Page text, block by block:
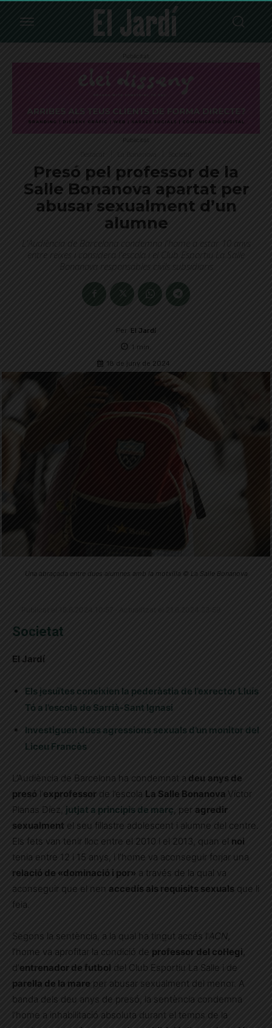
Publicitat
Publicitat
Presó pel professor de la
Salle Bonanova apartat per
abusar sexualment d’un
alumne
L'Audiència de Barcelona condemna l'home a estar 10 anys
entre reixes i considera l'escola i el Club Esportiu La Salle
Bonanova responsables civils subsidiaris
Per El Jardí
1 min.
18 de juny de 2024
Una abraçada entre dues alumnes amb la motxilla © La Salle Bonanova
Societat
El Jardí
Els jesuïtes coneixien la pederàstia de l’exrector Lluís
Tó a l’escola de Sarrià-Sant Ignasi
Investiguen dues agressions sexuals d’un monitor del
Liceu Francès
L’Audiència de Barcelona ha condemnat a deu anys de
presó l’ exprofessor de l’escola La Salle Bonanova Víctor
Planas Díez, jutjat a principis de març, per agredir
sexualment el seu fillastre adolescent i alumne del centre.
Els fets van tenir lloc entre el 2010 i el 2013, quan el noi
tenia entre 12 i 15 anys, i l’home va aconseguir forjar una
relació de «dominació i por» a través de la qual va
aconseguir que el nen accedís als requisits sexuals que li
feia.
Segons la sentència, a la qual ha tingut accés l’ACN,
l’home va aprofitar la condició de professor del col·legi,
d’entrenador de futbol del Club Esportiu La Salle i de
parella de la mare per abusar sexualment del menor. A
banda dels deu anys de presó, la sentència condemna
l’home a inhabilitació absoluta durant el temps de la